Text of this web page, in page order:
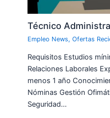
Técnico
Empleo News,Ofertas
Requisitos Estudios
Relaciones Laborales
menos 1 año
Nóminas Gestión
Seguridad…